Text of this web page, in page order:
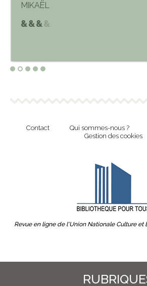
MIKAËL
Contact Qui sommes-nous ?
Gestion des cookies
Revue en ligne de l'Union Nationale Culture et